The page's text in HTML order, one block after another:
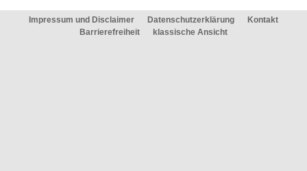
Impressum und Disclaimer Datenschutzerklärung
Kontakt
Barrierefreiheit
klassische Ansicht